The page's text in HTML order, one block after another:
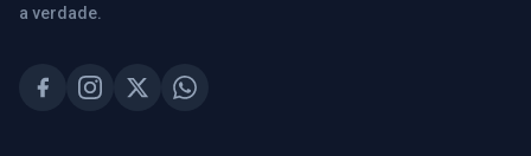
a verdade.